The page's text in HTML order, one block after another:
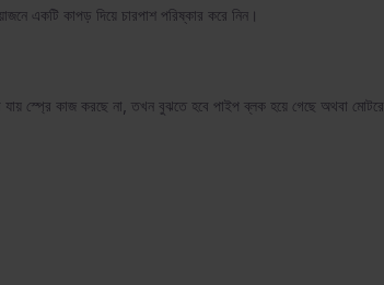
একটি কাপড় দিয়ে চারপাশ পরিষ্কার করে নিন।
যায় স্প্রে কাজ করছে না, তখন বুঝতে হবে পাইপ ব্লক হয়ে গেছে অথবা মোটরে